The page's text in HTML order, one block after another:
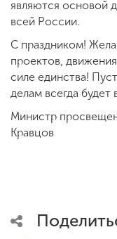
являются основой
всей России.
С праздником!
проектов,
силе единства!
делам всегда
Министр
Кравцов